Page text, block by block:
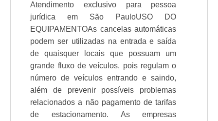
Atendimento exclusivo para pessoa
jurídica em São PauloUSO DO
EQUIPAMENTOAs cancelas automáticas
podem ser utilizadas na entrada e saída
de quaisquer locais que possuam um
grande fluxo de veículos, pois regulam o
número de veículos entrando e saindo,
além de prevenir possíveis problemas
relacionados a não pagamento de tarifas
de estacionamento. As empresas